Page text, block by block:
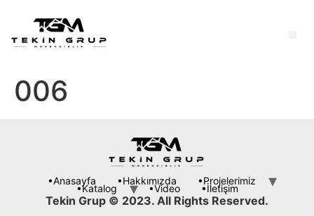
006
•Anasayfa •Hakkımızda •Projelerimiz
•Katalog •Video •İletişim
Tekin Grup © 2023. All Rights Reserved.